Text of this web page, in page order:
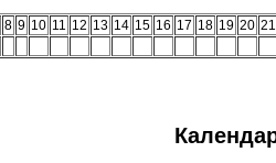
8 9 10 11 12 13 14 15 16 17 18 19 20 21